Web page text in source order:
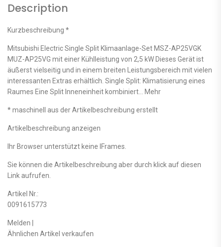
Description
Kurzbeschreibung *
Mitsubishi Electric Single Split Klimaanlage-Set MSZ-AP25VGK
MUZ-AP25VG mit einer Kühlleistung von 2,5 kW Dieses Gerät ist
äußerst vielseitig und in einem breiten Leistungsbereich mit vielen
interessanten Extras erhältlich. Single Split: Klimatisierung eines
Raumes Eine Split Inneneinheit kombiniert… Mehr
* maschinell aus der Artikelbeschreibung erstellt
Artikelbeschreibung anzeigen
Ihr Browser unterstützt keine IFrames.
Sie können die Artikelbeschreibung aber durch klick auf diesen
Link aufrufen.
Artikel Nr.:
0091615773
Melden |
Ähnlichen Artikel verkaufen